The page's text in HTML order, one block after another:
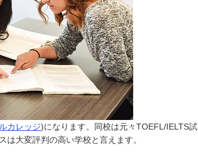
カレッジ)になります。同校は元々TOEFL/IELTS試
大変評判の高い学校と言えます。